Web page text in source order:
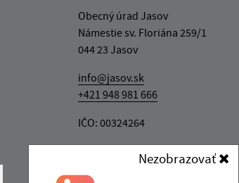
Nezobrazovať
Obecný úrad Jasov
Námestie sv. Floriána 259/1
044 23 Jasov
info@jasov.sk
+421 948 981 666
IČO: 00324264